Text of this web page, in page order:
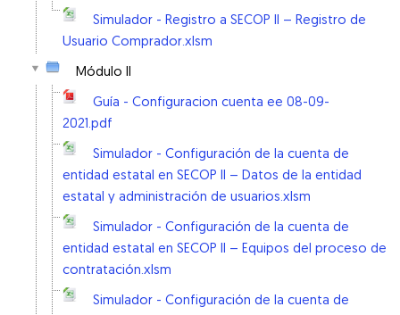
Simulador - Registro a SECOP II – Registro de
Usuario Comprador.xlsm
Módulo II
Guía - Configuracion cuenta ee 08-09-
2021.pdf
Simulador - Configuración de la cuenta de
entidad estatal en SECOP II – Datos de la entidad
estatal y administración de usuarios.xlsm
Simulador - Configuración de la cuenta de
entidad estatal en SECOP II – Equipos del proceso de
contratación.xlsm
Simulador - Configuración de la cuenta de